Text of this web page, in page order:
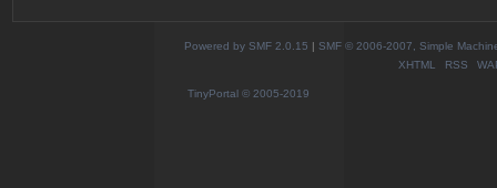
Powered by SMF 2.0.15
SMF © 2006-2007, Simple
XHTML
RSS
TinyPortal © 2005-2019